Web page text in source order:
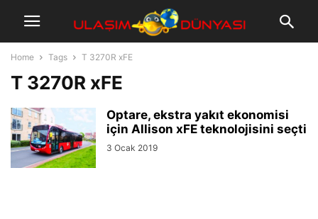
Home Tags T 3270R xFE
T 3270R xFE
Optare, ekstra yakıt ekonomisi
için Allison xFE teknolojisini seçti
3 Ocak 2019